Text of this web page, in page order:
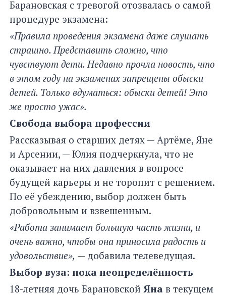
Барановская с тревогой отозвалась о самой
процедуре экзамена:
«Правила проведения экзамена даже слушать
страшно. Представить сложно, что
чувствуют дети. Недавно прочла новость, что
в этом году на экзаменах запрещены обыски
детей. Только вдуматься: обыски детей! Это
же просто ужас».
Свобода выбора профессии
Рассказывая о старших детях — Артёме, Яне
и Арсении, — Юлия подчеркнула, что не
оказывает на них давления в вопросе
будущей карьеры и не торопит с решением.
По её убеждению, выбор должен быть
добровольным и взвешенным.
«Работа занимает большую часть жизни, и
очень важно, чтобы она приносила радость и
удовольствие», — добавила телеведущая.
Выбор вуза: пока неопределённость
18-летняя дочь Барановской Яна в текущем